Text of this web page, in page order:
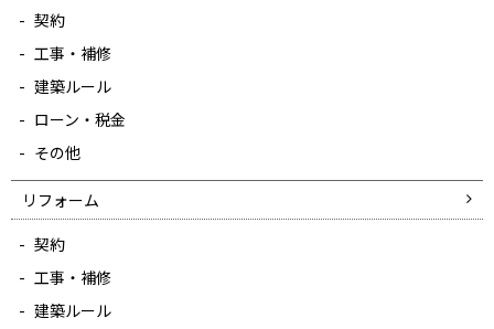
契約
工事・補修
建築ルール
ローン・税金
その他
リフォーム
契約
工事・補修
建築ルール